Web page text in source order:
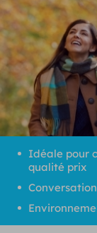
Idéale pour
qualité prix